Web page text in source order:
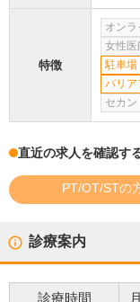
特徴
オンラ
女性医
駐車場
バリア
セカ
直近の求人を確認す
PT/OT/STの
診療案内
診療時間 月